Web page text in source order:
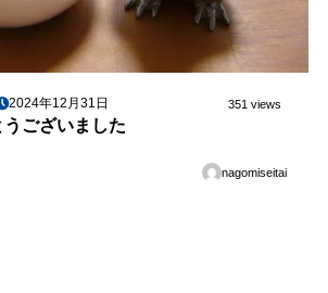
2024年12月31日 351 views
ございました
nagomiseitai